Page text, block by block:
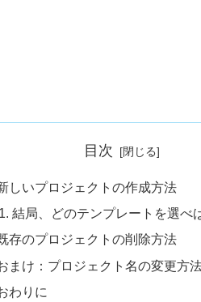
目次
しいプロジェクトの作成方法
結局、どのテンプレートを選べ
存のプロジェクトの削除方法
まけ：プロジェクト名の変更方
わりに